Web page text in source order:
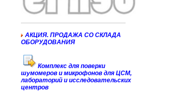
АКЦИЯ. ПРОДАЖА СО СКЛАДА
ОБОРУДОВАНИЯ
Комплекс для поверки
шумомеров и микрофонов для ЦСМ,
лабораторий и исследовательских
центров